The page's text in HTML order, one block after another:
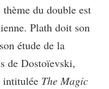
du double est
Plath doit son
étude de la
de Dostoïevski,
intitulée The Magic